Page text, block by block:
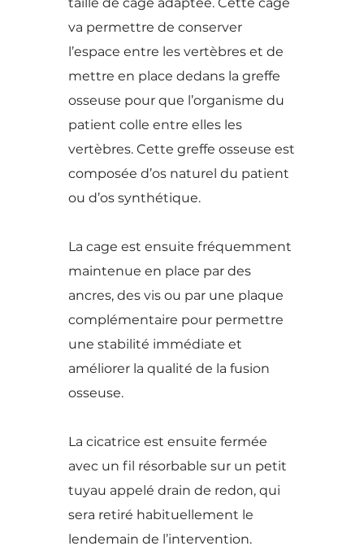
va permettre de conserver
l’espace entre les vertèbres et de
mettre en place dedans la greffe
osseuse pour que l’organisme du
patient colle entre elles les
vertèbres. Cette greffe osseuse est
composée d’os naturel du patient
ou d’os synthétique.
La cage est ensuite fréquemment
maintenue en place par des
ancres, des vis ou par une plaque
complémentaire pour permettre
une stabilité immédiate et
améliorer la qualité de la fusion
osseuse.
La cicatrice est ensuite fermée
avec un fil résorbable sur un petit
tuyau appelé drain de redon, qui
sera retiré habituellement le
lendemain de l’intervention.